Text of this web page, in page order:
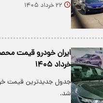
۲۲ خرداد ۱۴۰۵
خرداد ۱۴۰۵
شد.